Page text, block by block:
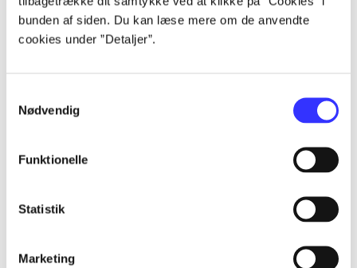
bunden af siden. Du kan læse mere om de anvendte
cookies under ”Detaljer”.
Nødvendig
Funktionelle
Statistik
Marketing